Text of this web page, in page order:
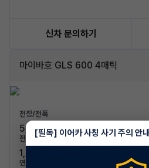
신차 문의하기
마이바흐 GLS 600 4매틱
전장/전폭
5,210mm / 2,030mm
전고/축고
1,840mm / 3,135mm
연료/연비
[필독] 이어카 사칭 사기 주의 안내